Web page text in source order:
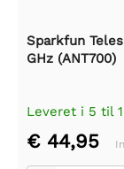
Sparkfun
GHz (ANT700)
Leveret i 5 til
€ 44,95